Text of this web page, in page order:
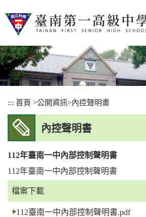
到
內
容
區
塊
::: 首頁 >公開資訊>內控聲明書
內控聲明書
112年臺南一中內部控制聲明書
112年臺南一中內部控制聲明書
檔案下載
112臺南一中內部控制聲明書.pdf